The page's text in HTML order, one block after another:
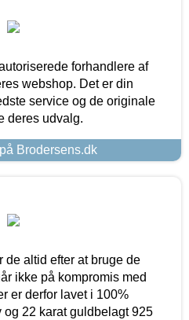
forhandlere af
webshop. Det er din
service og de originale
deres udvalg.
Brodersens.dk
altid efter at bruge de
ikke på kompromis med
er derfor lavet i 100%
22 karat guldbelagt 925